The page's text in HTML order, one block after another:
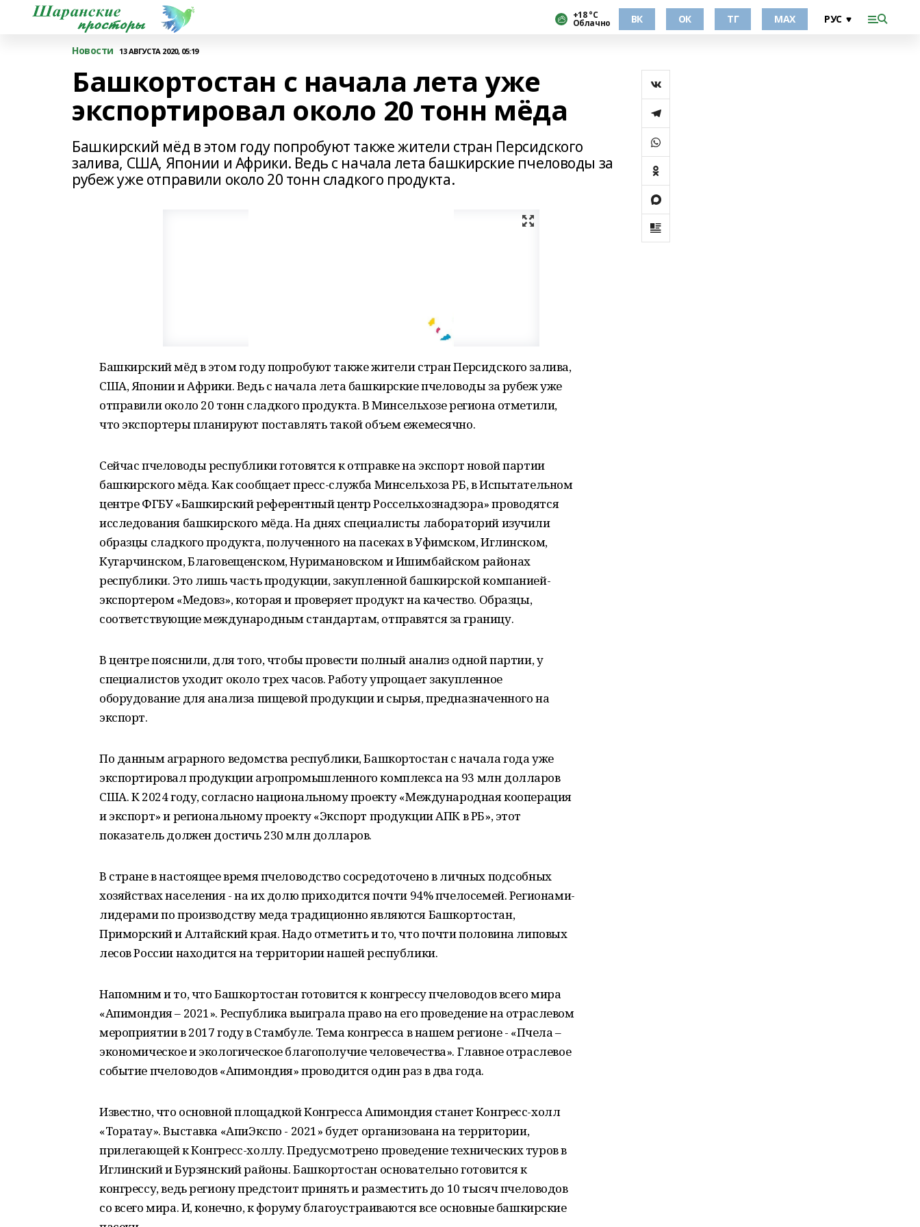
+18 °С
Облачно ВК ОК ТГ МАХ
Новости 13 АВГУСТА 2020, 05:19
Башкортостан с начала лета уже
экспортировал около 20 тонн мёда
Башкирский мёд в этом году попробуют также жители стран Персидского
залива, США, Японии и Африки. Ведь с начала лета башкирские пчеловоды за
рубеж уже отправили около 20 тонн сладкого продукта.
Башкирский мёд в этом году попробуют также жители стран Персидского залива,
США, Японии и Африки. Ведь с начала лета башкирские пчеловоды за рубеж уже
отправили около 20 тонн сладкого продукта. В Минсельхозе региона отметили,
что экспортеры планируют поставлять такой объем ежемесячно.
Сейчас пчеловоды республики готовятся к отправке на экспорт новой партии
башкирского мёда. Как сообщает пресс-служба Минсельхоза РБ, в Испытательном
центре ФГБУ «Башкирский референтный центр Россельхознадзора» проводятся
исследования башкирского мёда. На днях специалисты лабораторий изучили
образцы сладкого продукта, полученного на пасеках в Уфимском, Иглинском,
Кугарчинском, Благовещенском, Нуримановском и Ишимбайском районах
республики. Это лишь часть продукции, закупленной башкирской компанией-
экспортером «Медовз», которая и проверяет продукт на качество. Образцы,
соответствующие международным стандартам, отправятся за границу.
В центре пояснили, для того, чтобы провести полный анализ одной партии, у
специалистов уходит около трех часов. Работу упрощает закупленное
оборудование для анализа пищевой продукции и сырья, предназначенного на
экспорт.
По данным аграрного ведомства республики, Башкортостан с начала года уже
экспортировал продукции агропромышленного комплекса на 93 млн долларов
США. К 2024 году, согласно национальному проекту «Международная кооперация
и экспорт» и региональному проекту «Экспорт продукции АПК в РБ», этот
показатель должен достичь 230 млн долларов.
В стране в настоящее время пчеловодство сосредоточено в личных подсобных
хозяйствах населения - на их долю приходится почти 94% пчелосемей. Регионами-
лидерами по производству меда традиционно являются Башкортостан,
Приморский и Алтайский края. Надо отметить и то, что почти половина липовых
лесов России находится на территории нашей республики.
Напомним и то, что Башкортостан готовится к конгрессу пчеловодов всего мира
«Апимондия – 2021». Республика выиграла право на его проведение на отраслевом
мероприятии в 2017 году в Стамбуле. Тема конгресса в нашем регионе - «Пчела –
экономическое и экологическое благополучие человечества». Главное отраслевое
событие пчеловодов «Апимондия» проводится один раз в два года.
Известно, что основной площадкой Конгресса Апимондия станет Конгресс-холл
«Торатау». Выставка «АпиЭкспо - 2021» будет организована на территории,
прилегающей к Конгресс-холлу. Предусмотрено проведение технических туров в
Иглинский и Бурзянский районы. Башкортостан основательно готовится к
конгрессу, ведь региону предстоит принять и разместить до 10 тысяч пчеловодов
со всего мира. И, конечно, к форуму благоустраиваются все основные башкирские